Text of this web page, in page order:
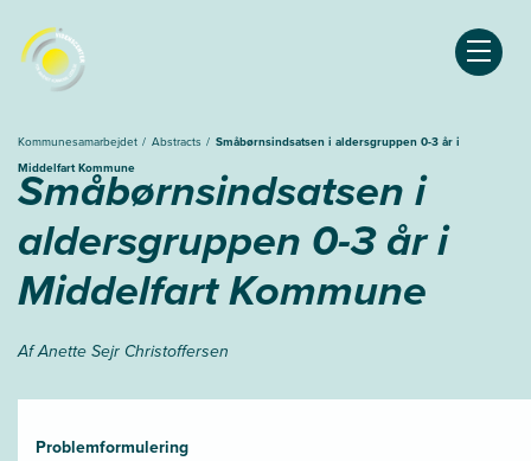
Åben
Kommunesamarbejdet Abstracts
Småbørnsindsatsen i aldersgruppen 0-3 år i
Middelfart Kommune
Småbørnsindsatsen i
aldersgruppen 0-3 år i
Middelfart Kommune
Af Anette Sejr Christoffersen
Problemformulering